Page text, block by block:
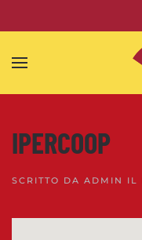
Skip to main content
IPERCOOP
SCRITTO DA ADMIN IL